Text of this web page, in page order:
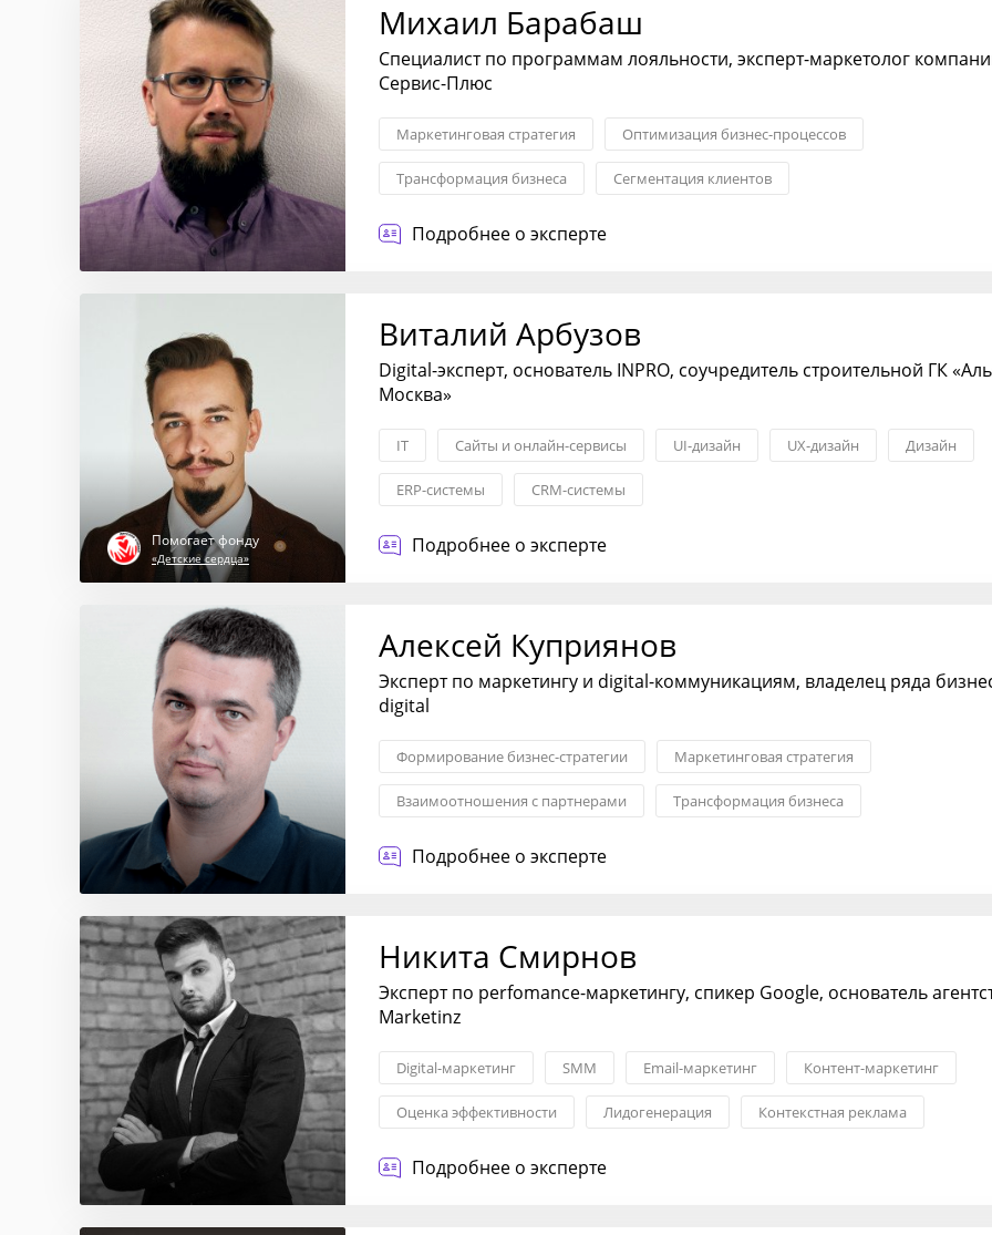
Михаил Барабаш
Специалист по программам лояльности, эксперт-маркетолог
Сервис-Плюс
Маркетинговая стратегия Оптимизация бизнес-процессов
Трансформация бизнеса Сегментация клиентов
Гибкие методологии: Agile, Scrum
Подробнее о эксперте
Помогает фонду
«Детские сердца»
Виталий Арбузов
Digital-эксперт, основатель INPRO, соучредитель строительной ГК
Москва»
IT Сайты и онлайн-сервисы UI-дизайн UX-дизайн Дизайн
ERP-системы CRM-системы
Подробнее о эксперте
Алексей Куприянов
Эксперт по маркетингу и digital-коммуникациям, владелец ряда
digital
Формирование бизнес-стратегии Маркетинговая стратегия
Взаимоотношения с партнерами Трансформация бизнеса
Сегментация клиентов
Подробнее о эксперте
Никита Смирнов
Эксперт по perfomance-маркетингу, спикер Google, основатель
Marketinz
Digital-маркетинг SMM Email-маркетинг Контент-маркетинг
Оценка эффективности Лидогенерация Контекстная реклама
Подробнее о эксперте